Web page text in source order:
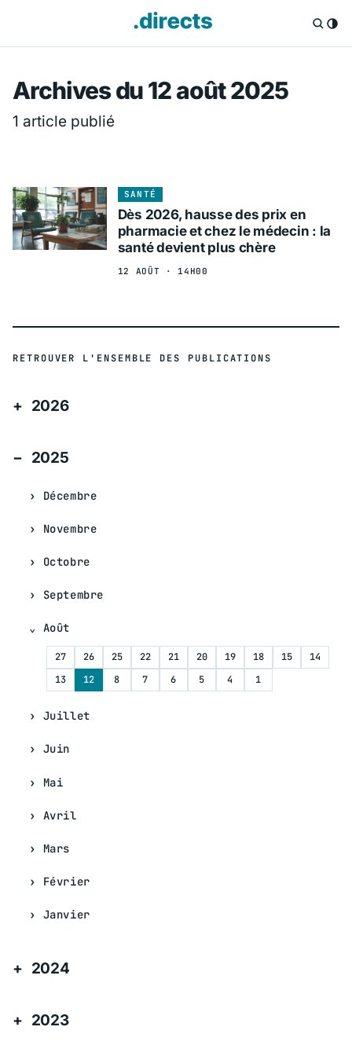
Directs.fr —
Archives du 12 août 2025
1 article publié
SANTÉ
Dès 2026, hausse des prix en
pharmacie et chez le médecin : la
santé devient plus chère
12 AOÛT · 14H00
RETROUVER L'ENSEMBLE DES PUBLICATIONS
2026
2025
Décembre
Novembre
Octobre
Septembre
Août
27 26 25 22 21 20 19 18 15
14
13
12 8 7 6 5 4 1
Juillet
Juin
Mai
Avril
Mars
Février
Janvier
2024
2023